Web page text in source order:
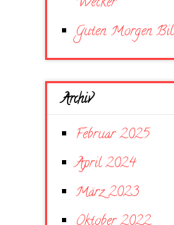
Guten Morgen
Archiv
Februar 2025
April 2024
März 2023